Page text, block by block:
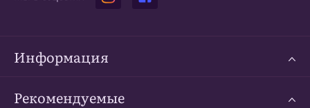
Информация
Рекомендуемые